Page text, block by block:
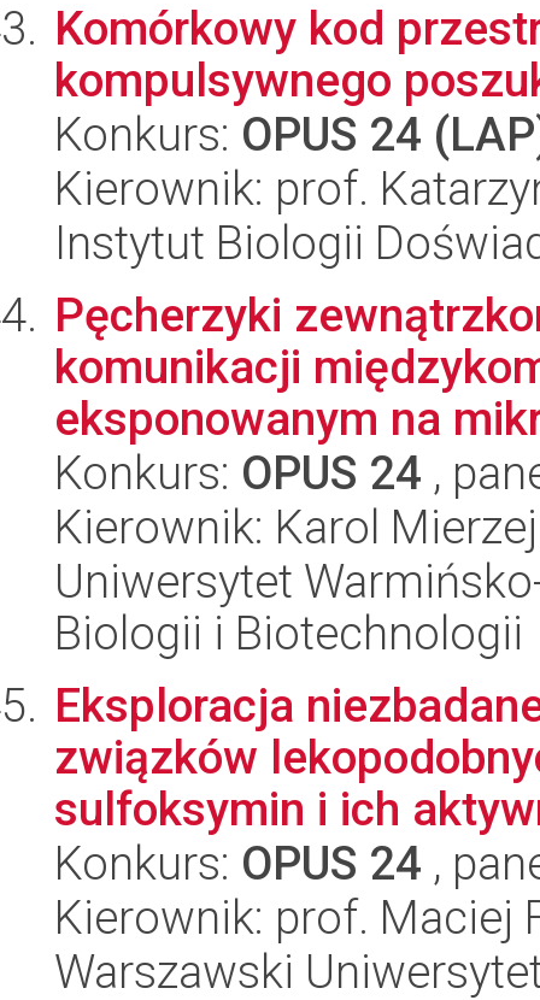
Komórkowy kod
kompulsywnego
Konkurs: OPUS 24
Kierownik: prof.
Instytut Biologii
Pęcherzyki
komunikacji
eksponowanym na
Konkurs: OPUS 24 ,
Kierownik: Karol
Uniwersytet
Biologii i Biotechnologii
Eksploracja
związków
sulfoksymin i ich
Konkurs: OPUS 24 ,
Kierownik: prof. Maciej
Warszawski